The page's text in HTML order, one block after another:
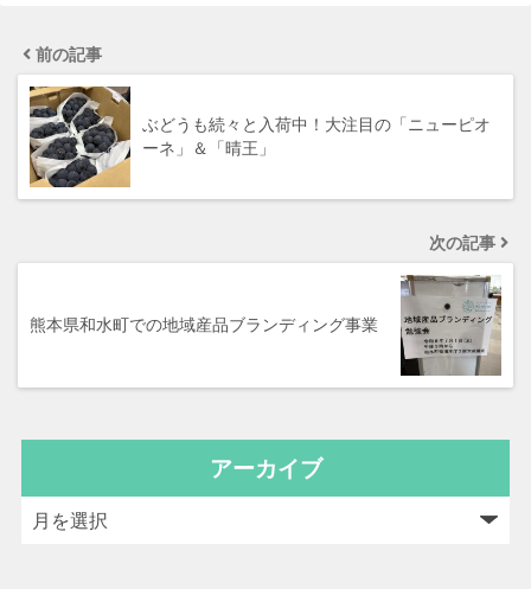
前の記事
ぶどうも続々と入荷中！大注目の「ニューピオ
ーネ」＆「晴王」
次の記事
熊本県和水町での地域産品ブランディング事業
アーカイブ